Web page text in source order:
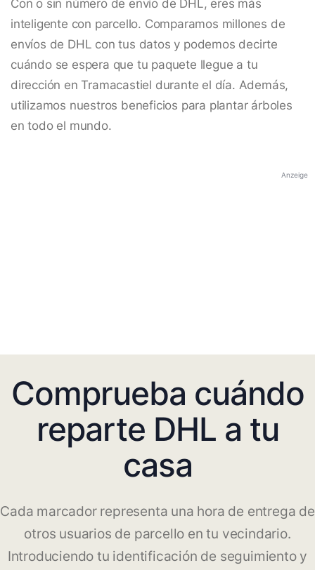
Con o sin número de envío de DHL, eres más
inteligente con parcello. Comparamos millones de
envíos de DHL con tus datos y podemos decirte
cuándo se espera que tu paquete llegue a tu
dirección en Tramacastiel durante el día. Además,
utilizamos nuestros beneficios para plantar árboles
en todo el mundo.
Anzeige
Comprueba cuándo
reparte DHL a tu
casa
Cada marcador representa una hora de entrega de
otros usuarios de parcello en tu vecindario.
Introduciendo tu identificación de seguimiento y